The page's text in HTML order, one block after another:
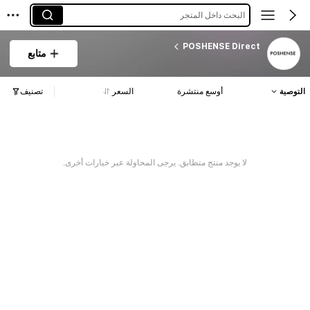
البحث داخل المتجر
POSHENSE Direct
متابع
التوصية أوسع منتشرة السعر تصنيف
لا يوجد منتج متطابق. يرجى المحاولة عبر خيارات أخرى.